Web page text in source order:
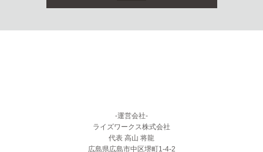
-運営会社-
ライズワークス株式会社
代表 高山 将龍
広島県広島市中区堺町1-4-2